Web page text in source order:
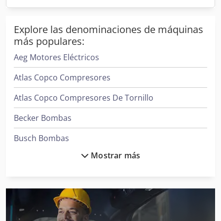
equipo
Procure obtener la documentación completa del
evaporador de vacío, que incluya manuales de
operación, mantenimiento realizado y, si posible,
registros de reparaciones. Esta información puede
proporcionar una visión clara del historial del
equipo y ayudar a anticipar posibles problemas
futuros.
Explore las denominaciones de máquinas
más populares:
Aeg Motores Eléctricos
Atlas Copco Compresores
Atlas Copco Compresores De Tornillo
Becker Bombas
Busch Bombas
Donaldson Filtros
Mostrar más